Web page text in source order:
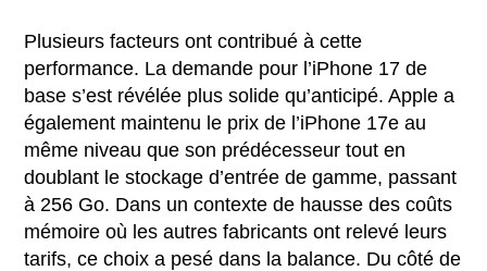
Plusieurs facteurs ont contribué à cette
performance. La demande pour l’iPhone 17 de
base s’est révélée plus solide qu’anticipé. Apple a
également maintenu le prix de l’iPhone 17e au
même niveau que son prédécesseur tout en
doublant le stockage d’entrée de gamme, passant
à 256 Go. Dans un contexte de hausse des coûts
mémoire où les autres fabricants ont relevé leurs
tarifs, ce choix a pesé dans la balance. Du côté de